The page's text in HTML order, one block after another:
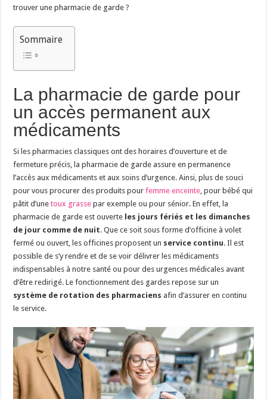
trouver une pharmacie de garde ?
Sommaire
La pharmacie de garde pour
un accès permanent aux
médicaments
Si les pharmacies classiques ont des horaires d’ouverture et de
fermeture précis, la pharmacie de garde assure en permanence
l’accès aux médicaments et aux soins d’urgence. Ainsi, plus de souci
pour vous procurer des produits pourfemme enceinte, pour bébé qui
pâtit d’unetoux grasse par exemple ou pour sénior. En effet, la
pharmacie de garde est ouverte les jours fériés et les dimanches
de jour comme de nuit. Que ce soit sous forme d’officine à volet
fermé ou ouvert, les officines proposent un service continu. Il est
possible de s’y rendre et de se voir délivrer les médicaments
indispensables à notre santé ou pour des urgences médicales avant
d’être redirigé. Le fonctionnement des gardes repose sur un
système de rotation des pharmaciens afin d’assurer en continu
le service.